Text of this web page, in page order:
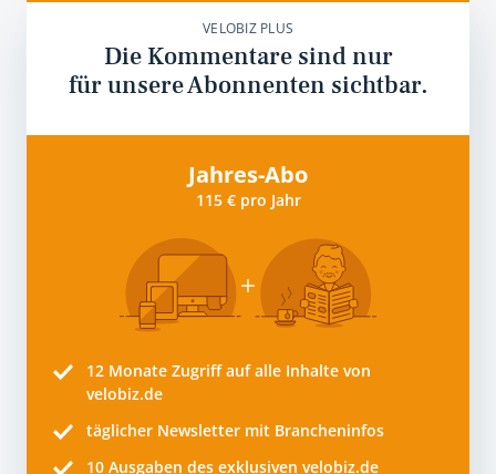
VELOBIZ PLUS
Die Kommentare sind nur
für unsere Abonnenten sichtbar.
Jahres-Abo
115 € pro Jahr
12 Monate Zugriff auf alle Inhalte von
velobiz.de
täglicher Newsletter mit Brancheninfos
10 Ausgaben des exklusiven velobiz.de